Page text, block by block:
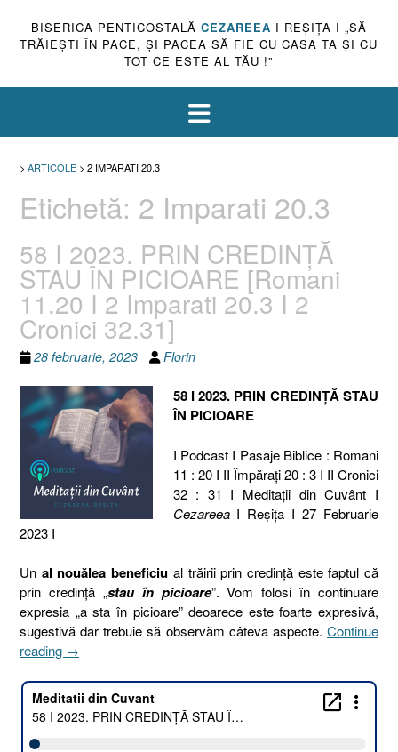
BISERICA PENTICOSTALĂ CEZAREEA I REŞIŢA I „SĂ
TRĂIEŞTI ÎN PACE, ŞI PACEA SĂ FIE CU CASA TA ŞI CU
TOT CE ESTE AL TĂU !”
> ARTICOLE > 2 IMPARATI 20.3
Etichetă: 2 Imparati 20.3
58 I 2023. PRIN CREDINȚĂ
STAU ÎN PICIOARE [Romani
11.20 I 2 Imparati 20.3 I 2
Cronici 32.31]
28 februarie, 2023 Florin
58 I 2023. PRIN CREDINȚĂ STAU
ÎN PICIOARE
I Podcast I Pasaje Biblice : Romani
11 : 20 I II Împărați 20 : 3 I II Cronici
32 : 31 I Meditaţii din Cuvânt I
CezareeaI Reşiţa I 27 Februarie
2023 I
Un al nouălea beneficiu al trăirii prin credință este faptul că
prin credință „stau în picioare”. Vom folosi în continuare
expresia „a sta în picioare” deoarece este foarte expresivă,
sugestivă dar trebuie să observăm câteva aspecte. Continue
reading „58
2023.
PRIN
CREDINȚĂ
→